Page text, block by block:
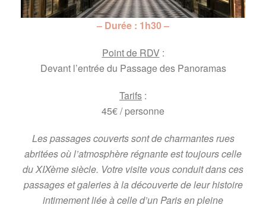
– Durée : 1h30 –
Point de RDV :
Devant l’entrée du Passage des Panoramas
Tarifs :
45€ / personne
Les passages couverts sont de charmantes rues
abritées où l’atmosphère régnante est toujours celle
du XIXème siècle. Votre visite vous conduit dans ces
passages et galeries à la découverte de leur histoire
intimement liée à celle d’un Paris en pleine